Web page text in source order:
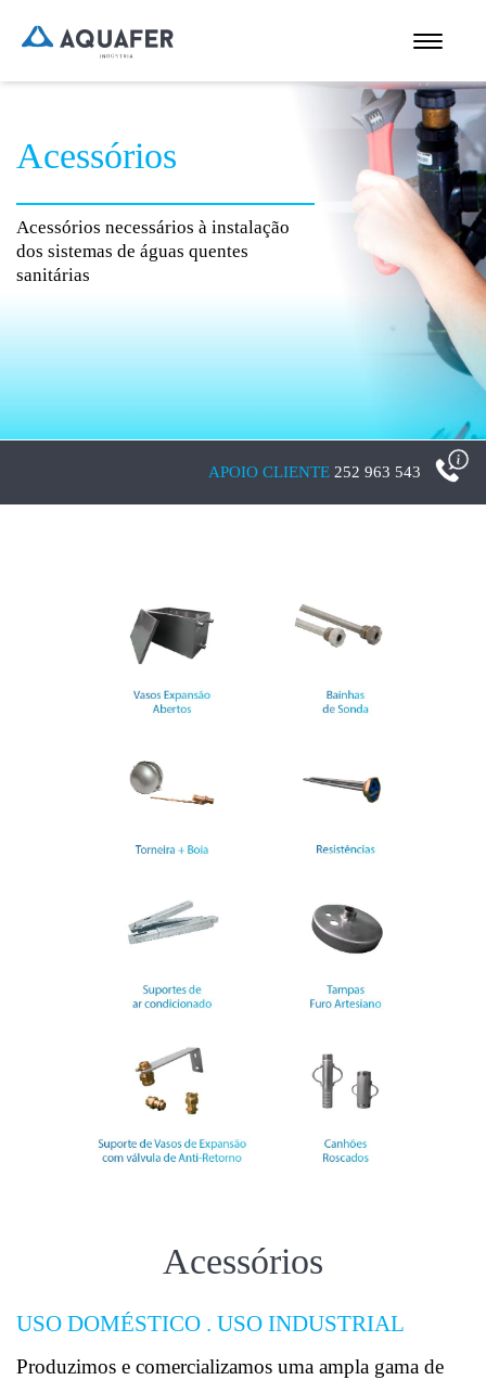
Acessórios
Acessórios necessários à instalação
dos sistemas de águas quentes
sanitárias
APOIO CLIENTE 252 963 543
Acessórios
USO DOMÉSTICO . USO INDUSTRIAL
Produzimos e comercializamos uma ampla gama de